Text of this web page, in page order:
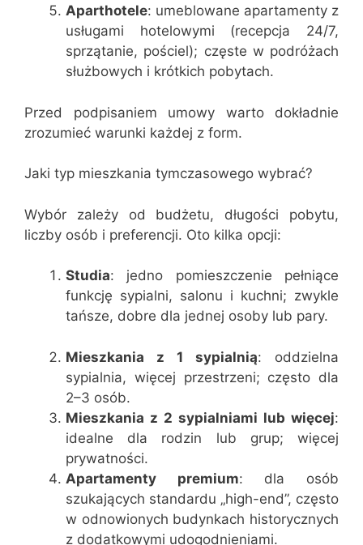
Aparthotele: umeblowane apartamenty z
usługami hotelowymi (recepcja 24/7,
sprzątanie, pościel); częste w podróżach
służbowych i krótkich pobytach.
Przed podpisaniem umowy warto dokładnie
zrozumieć warunki każdej z form.
Jaki typ mieszkania tymczasowego wybrać?
Wybór zależy od budżetu, długości pobytu,
liczby osób i preferencji. Oto kilka opcji:
Studia: jedno pomieszczenie pełniące
funkcję sypialni, salonu i kuchni; zwykle
tańsze, dobre dla jednej osoby lub pary.
Mieszkania z 1 sypialnią: oddzielna
sypialnia, więcej przestrzeni; często dla
2–3 osób.
Mieszkania z 2 sypialniami lub więcej:
idealne dla rodzin lub grup; więcej
prywatności.
Apartamenty premium: dla osób
szukających standardu „high-end”, często
w odnowionych budynkach historycznych
z dodatkowymi udogodnieniami.